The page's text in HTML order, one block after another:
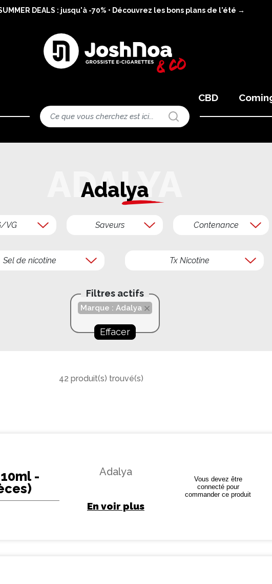
DEALS : jusqu'à -70% • Découvrez les bons plans de l'été →
CBD
Adalya
VG Saveurs Contenance
Sel de nicotine Tx Nicotine
Filtres actifs
Marque : Adalya
Effacer
42 produit(s) trouvé(s)
-
Adalya
En voir plus
Vous devez être
connecté pour
commander ce produit